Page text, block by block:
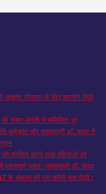
में उत्कृष्ट योगदान के लिए खरगोन जिले
की शयन आरती में सम्मिलित हुए
सूर्यकांत और मुख्यमंत्री डॉ. यादव ने
को संरक्षित करने तथा महिलाओं को
पहल : मुख्यमंत्री डॉ. यादव
के संकल्प को पूरा करेगी युवा पीढ़ी :